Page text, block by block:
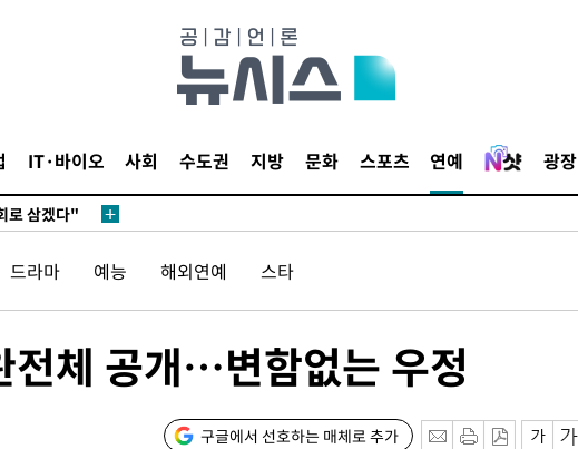
IT·바이오 사회 수도권 지방 문화 스포츠 연예 광장
발견
야 계속[다음
안겨드려 죄
원
야 계속[다음
드라마 예능 해외연예 스타
체 공개…변함없는 우정
구글에서 선호하는 매체로 추가